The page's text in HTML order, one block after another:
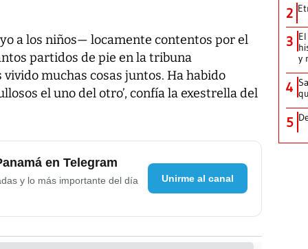
a los niños— locamente contentos por el
partidos de pie en la tribuna
muchas cosas juntos. Ha habido
el uno del otro’, confía la exestrella del
en Telegram
y lo más importante del día Unirme al canal
2
3
y
4
5